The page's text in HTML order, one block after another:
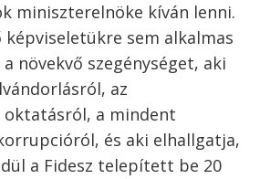
miniszterelnöke kíván lenni.
képviseletükre sem alkalmas
növekvő szegénységet, aki
az
oktatásról, a mindent
és aki elhallgatja,
a Fidesz telepített be 20